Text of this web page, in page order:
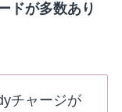
ドが多数あり
チャージが